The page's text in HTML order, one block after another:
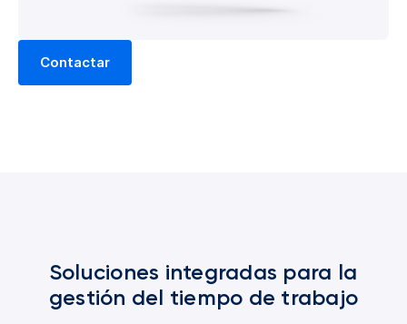
Contactar
Soluciones integradas para la
gestión del tiempo de trabajo